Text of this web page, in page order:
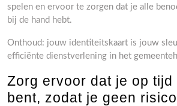
spelen en ervoor te zorgen dat je alle
bij de hand hebt.
Onthoud: jouw identiteitskaart is jouw
efficiënte dienstverlening in het
Zorg ervoor dat je op tijd
bent, zodat je geen